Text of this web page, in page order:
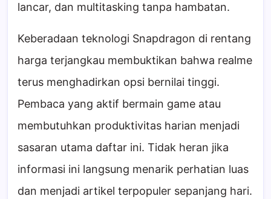
lancar, dan multitasking tanpa hambatan.
Keberadaan teknologi Snapdragon di rentang
harga terjangkau membuktikan bahwa realme
terus menghadirkan opsi bernilai tinggi.
Pembaca yang aktif bermain game atau
membutuhkan produktivitas harian menjadi
sasaran utama daftar ini. Tidak heran jika
informasi ini langsung menarik perhatian luas
dan menjadi artikel terpopuler sepanjang hari.